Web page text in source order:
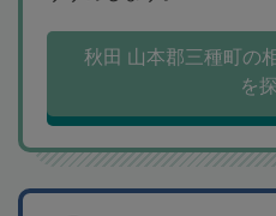
秋田 山本郡三種町の
を